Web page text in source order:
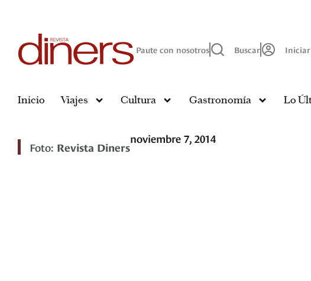
Paute con nosotros Buscar Iniciar
Inicio Viajes Cultura Gastronomía Lo
Foto: Revista Diners
noviembre 7, 2014